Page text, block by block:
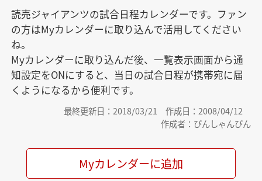
読売ジャイアンツの試合日程カレンダーです。ファン
の方はMyカレンダーに取り込んで活用してください
ね。
Myカレンダーに取り込んだ後、一覧表示画面から通
知設定をONにすると、当日の試合日程が携帯宛に届
くようになるから便利です。
最終更新日：2018/03/21 作成日：2008/04/12
作成者：びんしゃんびん
Myカレンダーに追加